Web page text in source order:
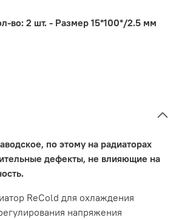
во: 2 шт. - Размер 15*100*/2.5 мм
по этому на радиаторах
дефекты, не влияющие на
ReCold для охлаждения
напряжения